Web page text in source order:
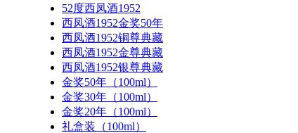
52度西凤酒1952
西凤酒1952金奖50年
西凤酒1952铜尊典藏
西凤酒1952金尊典藏
西凤酒1952银尊典藏
金奖50年（100ml）
金奖30年（100ml）
金奖20年（100ml）
礼盒装（100ml）